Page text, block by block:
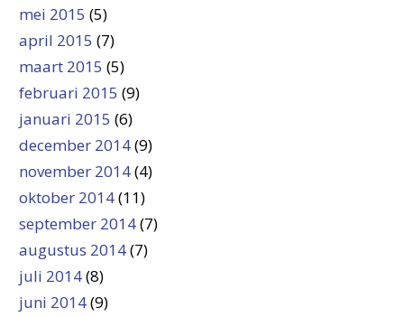
mei 2015 (5)
april 2015 (7)
maart 2015 (5)
februari 2015 (9)
januari 2015 (6)
december 2014(9)
november 2014(4)
oktober 2014(11)
september 2014(7)
augustus 2014(7)
juli 2014(8)
juni 2014(9)